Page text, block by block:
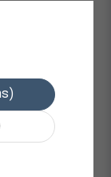
DCP-L2530,